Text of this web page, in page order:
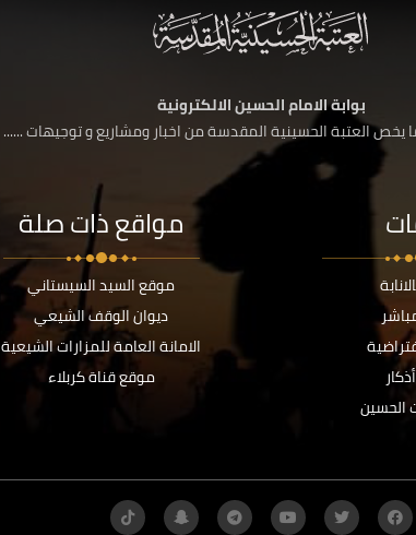
بوابة الامام الحسين الالكترونية
يخص العتبة الحسينية المقدسة من اخبار ومشاريع و توجيهات ......
الحسين
مواقع ذات صلة
موقع السيد السيستاني
ديوان الوقف الشيعي
الامانة العامة للمزارات الشيعية
موقع قناة كربلاء